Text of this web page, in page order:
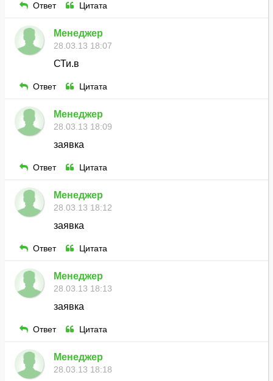
Ответ Цитата
Менеджер
28.03.13 18:07
СТи.в
Ответ Цитата
Менеджер
28.03.13 18:09
заявка
Ответ Цитата
Менеджер
28.03.13 18:12
заявка
Ответ Цитата
Менеджер
28.03.13 18:13
заявка
Ответ Цитата
Менеджер
28.03.13 18:18